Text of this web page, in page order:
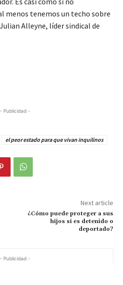
menos tenemos un techo sobre
Alleyne, líder sindical de
- Publicidad -
el peor estado para que vivan inquilinos
Next article
¿Cómo puede proteger a sus
hijos si es detenido o
deportado?
- Publicidad -